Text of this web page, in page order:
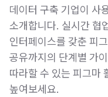
데이터 구축 기업이 사
소개합니다. 실시간 협
인터페이스를 갖춘 피
공유까지의 단계별 가
따라할 수 있는 피그마
높여보세요.